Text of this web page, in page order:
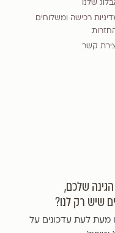
שלנו
רכישה ומשלוחים
קשר
שלכם,
שיש רק לנו?
מעת לעת עדכונים על